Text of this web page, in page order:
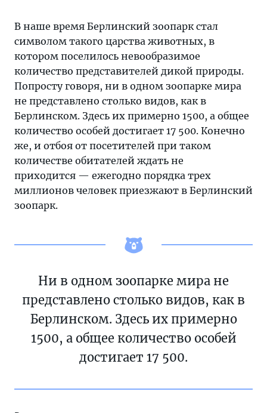
В наше время Берлинский зоопарк стал
символом такого царства животных, в
котором поселилось невообразимое
количество представителей дикой природы.
Попросту говоря, ни в одном зоопарке мира
не представлено столько видов, как в
Берлинском. Здесь их примерно 1500, а общее
количество особей достигает 17 500. Конечно
же, и отбоя от посетителей при таком
количестве обитателей ждать не
приходится — ежегодно порядка трех
миллионов человек приезжают в Берлинский
зоопарк.
Ни в одном зоопарке мира не
представлено столько видов, как в
Берлинском. Здесь их примерно
1500, а общее количество особей
достигает 17 500.